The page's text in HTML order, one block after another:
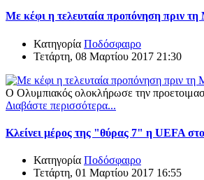
Με κέφι η τελευταία προπόνηση πριν
Κατηγορία Ποδόσφαιρο
Τετάρτη, 08 Μαρτίου 2017 21:30
Ο Ολυμπιακός ολοκλήρωσε την
Διαβάστε περισσότερα...
Κλείνει μέρος της "θύρας 7" η UEFA
Κατηγορία Ποδόσφαιρο
Τετάρτη, 01 Μαρτίου 2017 16:55